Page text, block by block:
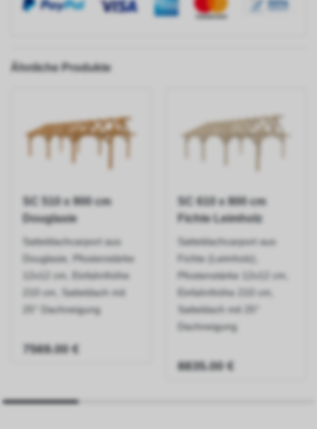
Ähnliche Produkte
SC 510 x 900 cm
Douglasie
Satteldachcarport aus
Douglasie, Pfostenstärke
12x12 cm, Einfahrthöhe
210 cm, Satteldach mit
25° Dachneigung
7569.00 €
SC 610 x 800 cm
Fichte Leimholz
Satteldachcarport aus
Fichte (Leimholz),
Pfostenstärke 12x12 cm,
Einfahrthöhe 210 cm,
Satteldach mit 25°
Dachneigung
8835.00 €